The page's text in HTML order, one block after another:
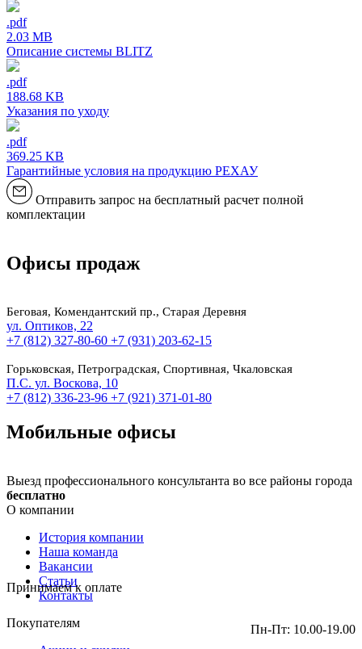
.pdf
2.03 MB
Описание системы BLITZ
.pdf
188.68 KB
Указания по уходу
.pdf
369.25 KB
Гарантийные условия на продукцию РЕХАУ
Отправить запрос на бесплатный расчет полной
комплектации
Офисы продаж
Беговая, Комендантский пр., Старая Деревня
ул. Оптиков, 22
+7 (812) 327-80-60 +7 (931) 203-62-15
Горьковская, Петроградская, Спортивная, Чкаловская
П.С. ул. Воскова, 10
+7 (812) 336-23-96 +7 (921) 371-01-80
Мобильные офисы
Выезд профессионального консультанта во все районы города
бесплатно
О компании
История компании
Наша команда
Вакансии
Статьи
Контакты
Покупателям
Принимаем к оплате
Пн-Пт: 10.00-19.00